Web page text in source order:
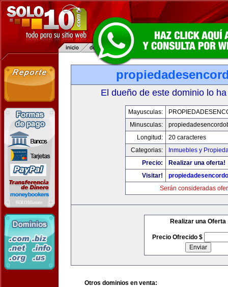
El dueño de este dominio lo
Mayusculas:
Minusculas:
Longitud:
20 caracteres
Categorias:
Inmuebles y
Precio:
Realizar una oferta!
Visitar!
Serán consideradas
Realizar una Oferta
Precio Ofrecido $
Otros dominios en venta: